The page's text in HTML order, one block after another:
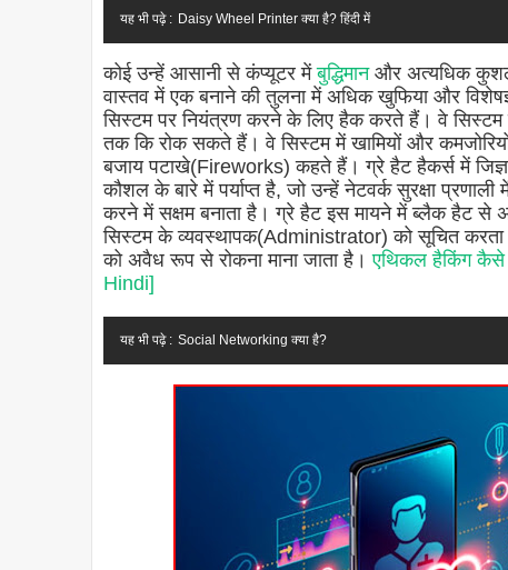
यह भी पढ़े : Daisy Wheel Printer क्या है? हिंदी में
कोई उन्हें आसानी से कंप्यूटर मेंबुद्धिमानऔर अत्यधिक कुशल
वास्तव में एक बनाने की तुलना में अधिक खुफिया और
सिस्टम पर नियंत्रण करने के लिए हैक करते हैं। वे सिस्टम
तक ​​कि रोक सकते हैं। वे सिस्टम में खामियों और
बजाय पटाखे(Fireworks) कहते हैं। ग्रे हैट हैकर्स में
कौशल के बारे में पर्याप्त है, जो उन्हें नेटवर्क सुरक्षा
करने में सक्षम बनाता है। ग्रे हैट इस मायने में ब्लैक हैट से
सिस्टम के व्यवस्थापक(Administrator) को सूचित करता
को अवैध रूप से रोकना माना जाता है।एथिकल हैकिंग कैसे
Hindi]
यह भी पढ़े : Social Networking क्या है?